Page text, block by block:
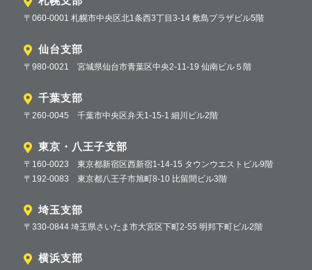
〒060-0001 札幌市中央区北1条西3丁目3-14 敷島プラザビル5階
仙台支部
〒980-0021 宮城県仙台市青葉区中央2-11-19 仙南ビル５階
千葉支部
〒260-0045 千葉市中央区弁天1-15-1 細川ビル2階
東京・八王子支部
〒160-0023 東京都新宿区西新宿1-14-15 タウンウエストビル9階
〒192-0083 東京都八王子市旭町8-10 比留間ビル3階
埼玉支部
〒330-0844 埼玉県さいたま市大宮区下町2-55 明邦下町ビル2階
横浜支部